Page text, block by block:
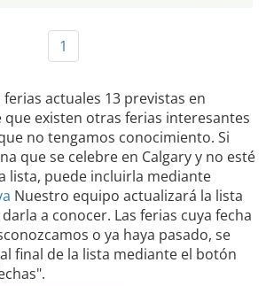
1
actuales 13 previstas en
que existen otras ferias interesantes
no tengamos conocimiento. Si
que se celebre en Calgary y no esté
lista, puede incluirla mediante
Nuestro equipo actualizará la lista
a conocer. Las ferias cuya fecha
o ya haya pasado, se
final de la lista mediante el botón